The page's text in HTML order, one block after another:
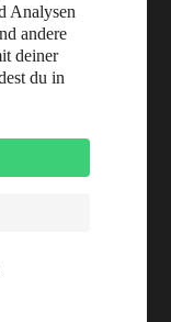
Analysen
andere
deiner
du in
Kapseln (160